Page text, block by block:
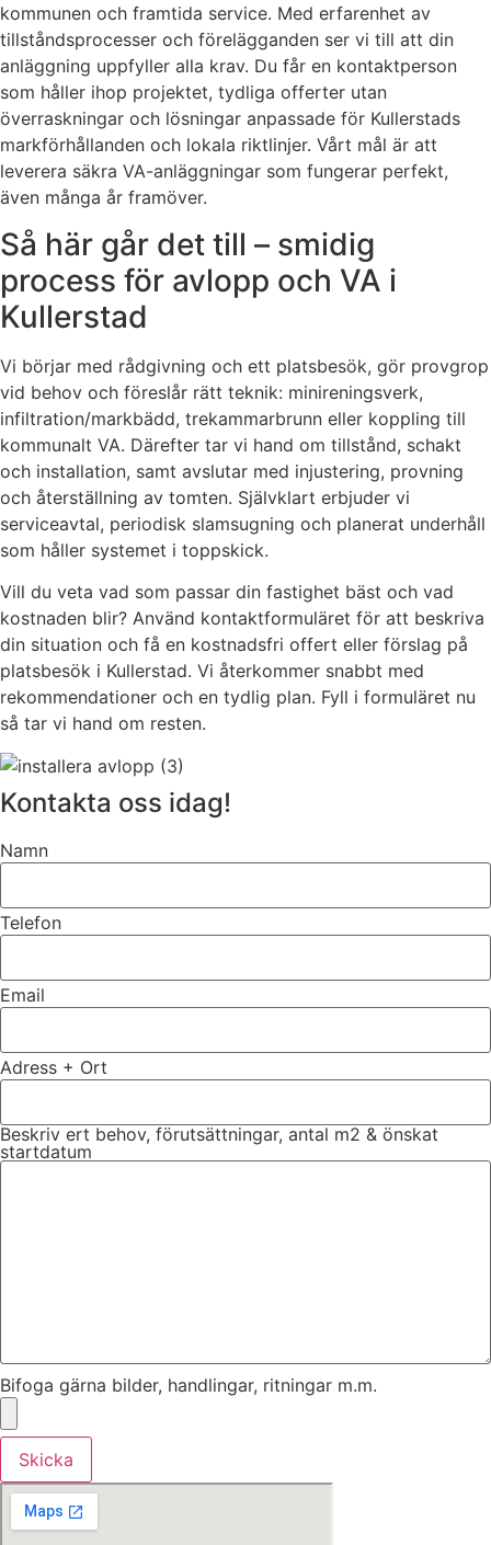
kommunen och framtida service. Med erfarenhet av
tillståndsprocesser och förelägganden ser vi till att din
anläggning uppfyller alla krav. Du får en kontaktperson
som håller ihop projektet, tydliga offerter utan
överraskningar och lösningar anpassade för Kullerstads
markförhållanden och lokala riktlinjer. Vårt mål är att
leverera säkra VA-anläggningar som fungerar perfekt,
även många år framöver.
Så här går det till – smidig
process för avlopp och VA i
Kullerstad
Vi börjar med rådgivning och ett platsbesök, gör provgrop
vid behov och föreslår rätt teknik: minireningsverk,
infiltration/markbädd, trekammarbrunn eller koppling till
kommunalt VA. Därefter tar vi hand om tillstånd, schakt
och installation, samt avslutar med injustering, provning
och återställning av tomten. Självklart erbjuder vi
serviceavtal, periodisk slamsugning och planerat underhåll
som håller systemet i toppskick.
Vill du veta vad som passar din fastighet bäst och vad
kostnaden blir? Använd kontaktformuläret för att beskriva
din situation och få en kostnadsfri offert eller förslag på
platsbesök i Kullerstad. Vi återkommer snabbt med
rekommendationer och en tydlig plan. Fyll i formuläret nu
så tar vi hand om resten.
Kontakta oss idag!
Namn
Telefon
Email
Adress + Ort
Beskriv ert behov, förutsättningar, antal m2 & önskat
startdatum
Bifoga gärna bilder, handlingar, ritningar m.m.
Skicka